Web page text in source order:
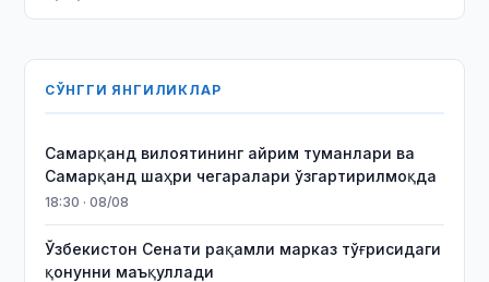
СЎНГГИ ЯНГИЛИКЛАР
Самарқанд вилоятининг айрим туманлари ва
Самарқанд шаҳри чегаралари ўзгартирилмоқда
18:30 · 08/08
Ўзбекистон Сенати рақамли марказ тўғрисидаги
қонунни маъқуллади